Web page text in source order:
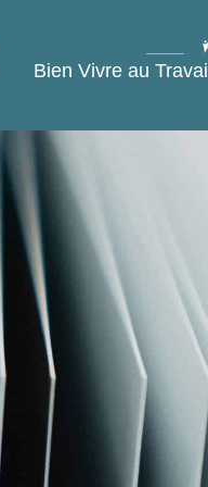
Bien Vivre au Travail